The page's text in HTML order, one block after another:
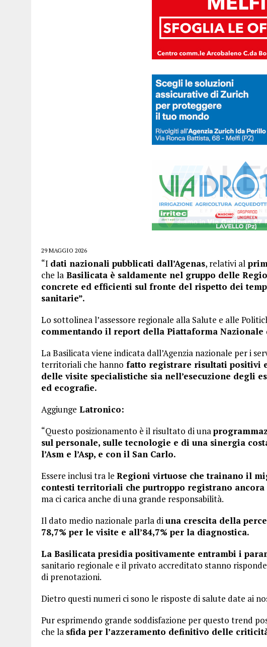
29 MAGGIO 2026
“I dati nazionali pubblicati dall’Agenas, relativi al
che la Basilicata è saldamente nel gruppo delle
concrete ed efficienti sul fronte del rispetto dei
sanitarie”.
Lo sottolinea l’assessore regionale alla Salute e alle
commentando il report della Piattaforma Nazionale
La Basilicata viene indicata dall’Agenzia nazionale per i
territoriali che hanno fatto registrare risultati positivi
delle visite specialistiche sia nell’esecuzione degli
ed ecografie.
Aggiunge Latronico:
“Questo posizionamento è il risultato di una
sul personale, sulle tecnologie e di una sinergia
l’Asm e l’Asp, e con il San Carlo.
Essere inclusi tra le Regioni virtuose che trainano il
contesti territoriali che purtroppo registrano
ma ci carica anche di una grande responsabilità.
Il dato medio nazionale parla diuna crescita della
78,7% per le visite e all’84,7% per la diagnostica.
La Basilicata presidia positivamente entrambi i
sanitario regionale e il privato accreditato stanno
di prenotazioni.
Dietro questi numeri ci sono le risposte di salute date ai
Pur esprimendo grande soddisfazione per questo trend
che la sfida per l’azzeramento definitivo delle